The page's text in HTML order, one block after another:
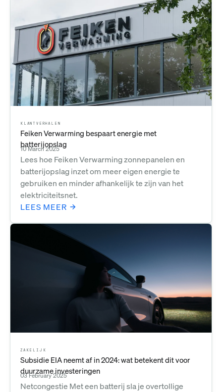
KLANTVERHALEN
Feiken Verwarming bespaart energie met
batterijopslag
10 March 2025
Lees hoe Feiken Verwarming zonnepanelen en
batterijopslag inzet om meer eigen energie te
gebruiken en minder afhankelijk te zijn van het
elektriciteitsnet.
LEES MEER
ZAKELIJK
Subsidie EIA neemt af in 2024: wat betekent dit voor
duurzame investeringen
03 February 2025
Netcongestie Met een batterij sla je overtollige